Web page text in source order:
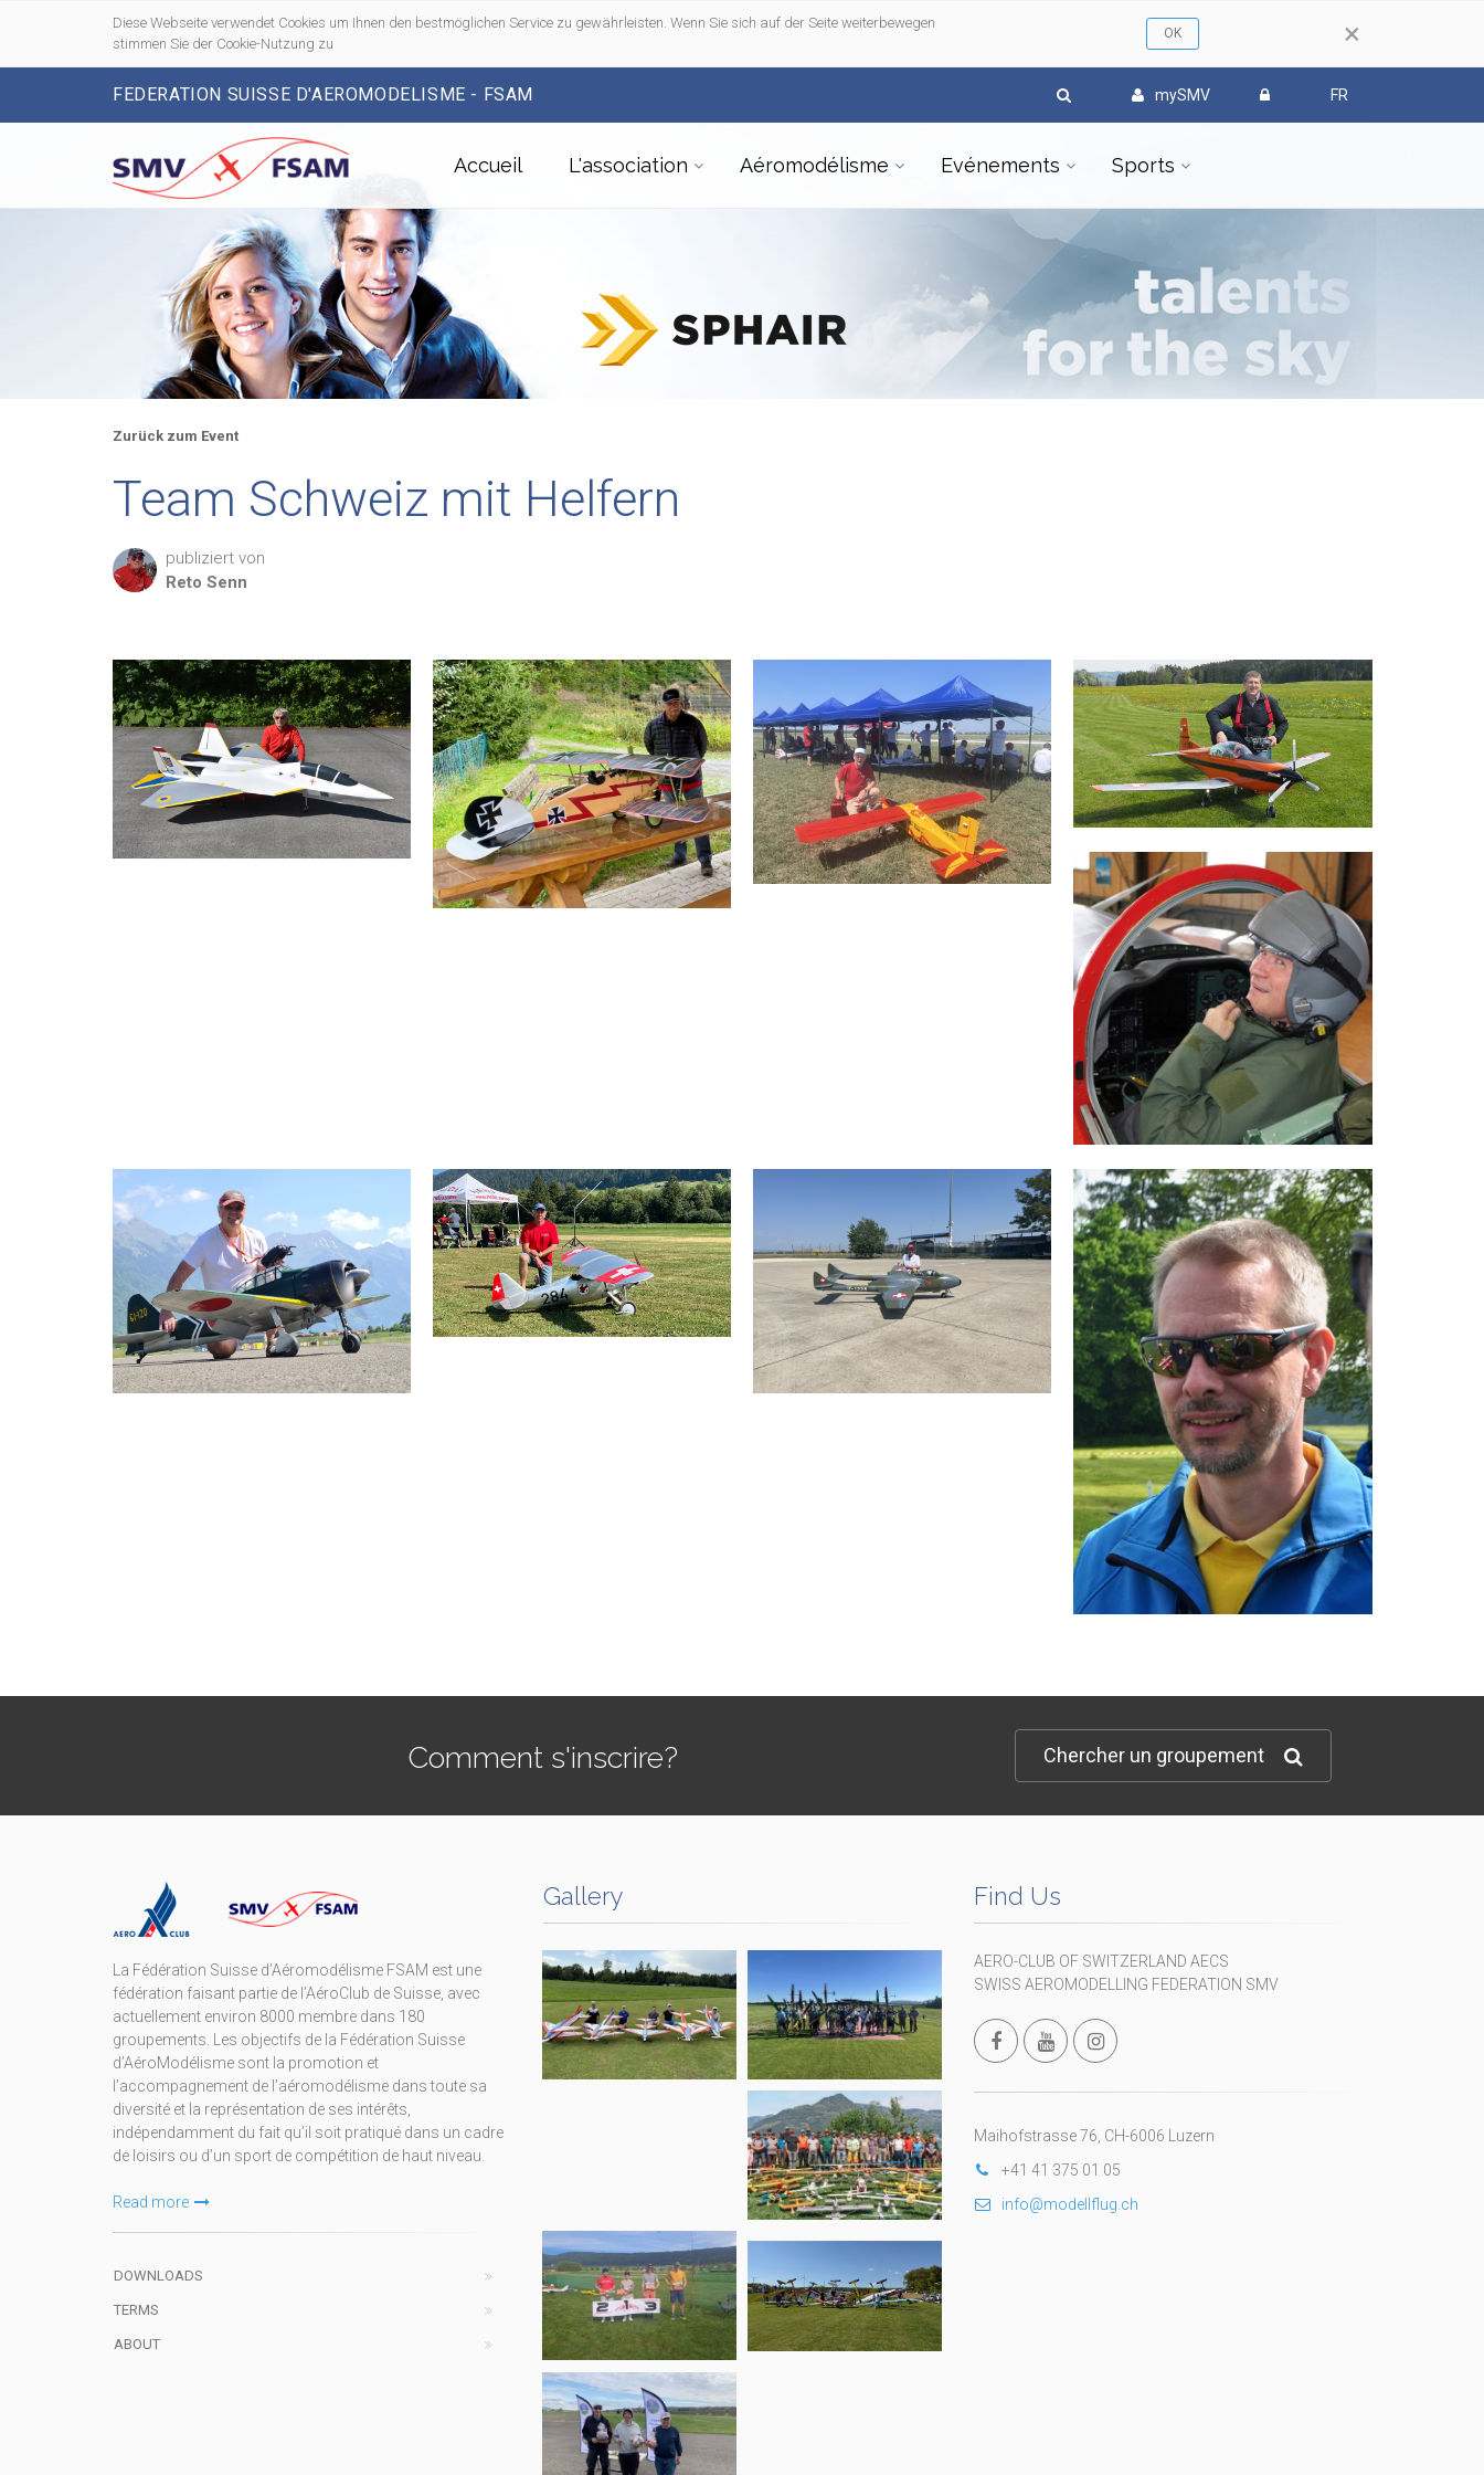
×
Diese Webseite verwendet Cookies um Ihnen den bestmöglichen Service zu gewährleisten. Wenn Sie sich auf der Seite weiterbewegen
stimmen Sie der Cookie-Nutzung zu
FEDERATION SUISSE D'AEROMODELISME - FSAM mySMV FR
Accueil L'association Aéromodélisme Evénements Sports
Zurück zum Event
Team Schweiz mit Helfern
publiziert von
Reto Senn
Comment s'inscrire? Chercher un groupement
La Fédération Suisse d’Aéromodélisme FSAM est une
fédération faisant partie de l’AéroClub de Suisse, avec
actuellement environ 8000 membre dans 180
groupements. Les objectifs de la Fédération Suisse
d’AéroModélisme sont la promotion et
l’accompagnement de l’aéromodélisme dans toute sa
diversité et la représentation de ses intérêts,
indépendamment du fait qu’il soit pratiqué dans un cadre
de loisirs ou d’un sport de compétition de haut niveau.
Read more
DOWNLOADS
TERMS
ABOUT
Gallery Find Us
AERO-CLUB OF SWITZERLAND AECS
SWISS AEROMODELLING FEDERATION SMV
Maihofstrasse 76, CH-6006 Luzern
+41 41 375 01 05
info@modellflug.ch